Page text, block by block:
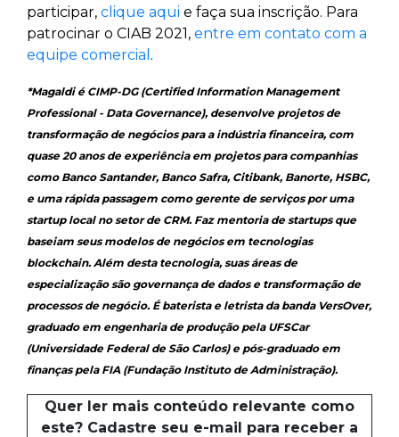
participar, clique aqui e faça sua inscrição. Para
patrocinar o CIAB 2021, entre em contato com a
equipe comercial .
*Magaldi é CIMP-DG (Certified Information Management
Professional - Data Governance), desenvolve projetos de
transformação de negócios para a indústria financeira, com
quase 20 anos de experiência em projetos para companhias
como Banco Santander, Banco Safra, Citibank, Banorte, HSBC,
e uma rápida passagem como gerente de serviços por uma
startup local no setor de CRM. Faz mentoria de startups que
baseiam seus modelos de negócios em tecnologias
blockchain. Além desta tecnologia, suas áreas de
especialização são governança de dados e transformação de
processos de negócio. É baterista e letrista da banda VersOver,
graduado em engenharia de produção pela UFSCar
(Universidade Federal de São Carlos) e pós-graduado em
finanças pela FIA (Fundação Instituto de Administração).
Quer ler mais conteúdo relevante como
este? Cadastre seu e-mail para receber a